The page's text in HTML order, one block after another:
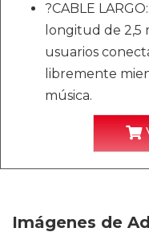
?CABLE
longitud de 2,5
usuarios
libremente
música.
Imágenes de